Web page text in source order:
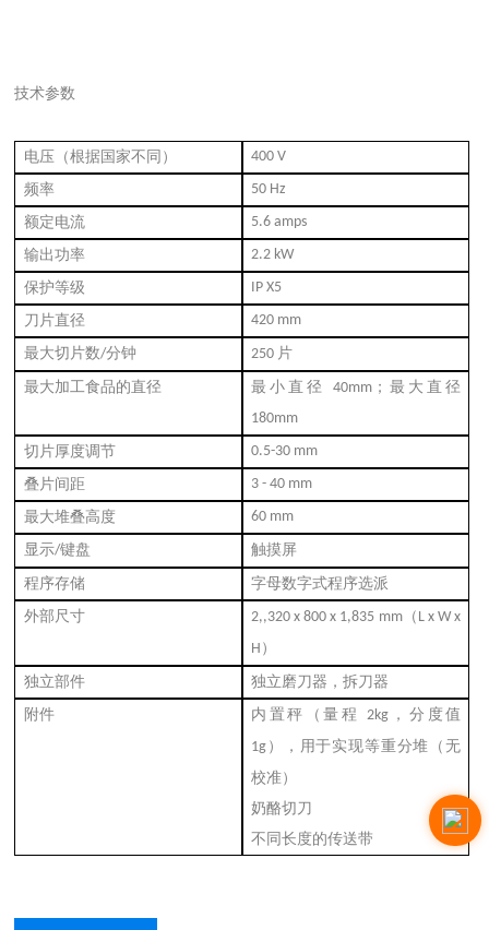
技术参数
电压（根据国家不同）
400 V
频率
50 Hz
额定电流
5.6 amps
输出功率
2.2 kW
保护等级
IP X5
刀片直径
420 mm
最大切片数/分钟 250 片
最大加工食品的直径 最小直径 40mm；最大直径
180mm
切片厚度调节
0.5-30 mm
叠片间距
3 - 40 mm
最大堆叠高度
60 mm
显示/键盘 触摸屏
程序存储
字母数字式程序选派
外部尺寸
2,,320 x 800 x 1,835 mm（ L x W x
H ）
独立部件
独立磨刀器，拆刀器
附件
内置秤（量程 2kg，分度值
1g ），用于实现等重分堆（无
校准）
奶酪切刀
不同长度的传送带